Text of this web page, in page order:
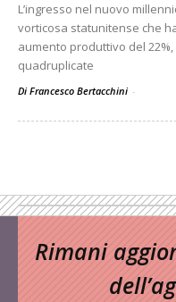
L’ingresso nel nuovo
vorticosa statunitense che
aumento produttivo del
quadruplicate
Di Francesco Bertacchini -
Rimani